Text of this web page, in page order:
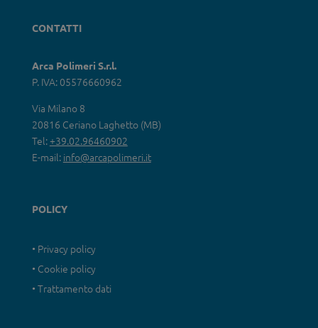
CONTATTI
Arca Polimeri S.r.l.
P. IVA: 05576660962
Via Milano 8
20816 Ceriano Laghetto (MB)
Tel:+39.02.96460902
E-mail: info@arcapolimeri.it
POLICY
• Privacy policy
• Cookie policy
• Trattamento dati